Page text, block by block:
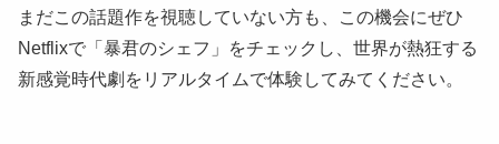
まだこの話題作を視聴していない方も、この機会にぜひ
Netflixで「暴君のシェフ」をチェックし、世界が熱狂する
新感覚時代劇をリアルタイムで体験してみてください。